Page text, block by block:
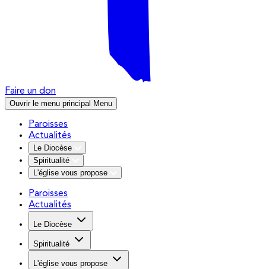
Faire un don
Ouvrir le menu principal Menu
Paroisses
Actualités
Le Diocèse
Spiritualité
L'église vous propose
Paroisses
Actualités
Le Diocèse
Spiritualité
L'église vous propose